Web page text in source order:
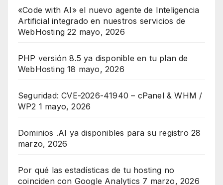
«Code with AI» el nuevo agente de Inteligencia
Artificial integrado en nuestros servicios de
WebHosting 22 mayo, 2026
PHP versión 8.5 ya disponible en tu plan de
WebHosting 18 mayo, 2026
Seguridad: CVE-2026-41940 – cPanel & WHM /
WP2 1 mayo, 2026
Dominios .AI ya disponibles para su registro 28
marzo, 2026
Por qué las estadísticas de tu hosting no
coinciden con Google Analytics 7 marzo, 2026